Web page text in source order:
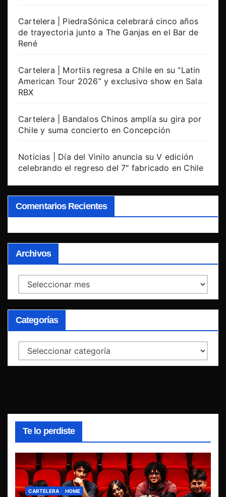
Cartelera | PiedraSónica celebrará cinco años
de trayectoria junto a The Ganjas en el Bar de
René
Cartelera | Mortiis regresa a Chile en su “Latin
American Tour 2026” y exclusivo show en Sala
RBX
Cartelera | Bandalos Chinos amplía su gira por
Chile y suma concierto en Concepción
Noticias | Día del Vinilo anuncia su V edición
celebrando el regreso del 7″ fabricado en Chile
Comentarios Recientes
Archivos
Archivos
Categorías
Categorías
Te lo perdiste
CARTELERA HOME